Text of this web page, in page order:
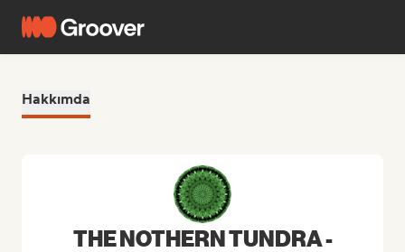
Hakkımda
THE NOTHERN TUNDRA -